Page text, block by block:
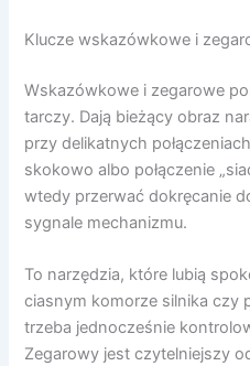
Klucze wskazówkowe i
Wskazówkowe i zegarowe
tarczy. Dają bieżący obraz
przy delikatnych
skokowo albo połączenie
wtedy przerwać dokręcanie
sygnale mechanizmu.
To narzędzia, które lubią
ciasnym komorze silnika czy
trzeba jednocześnie
Zegarowy jest czytelniejszy